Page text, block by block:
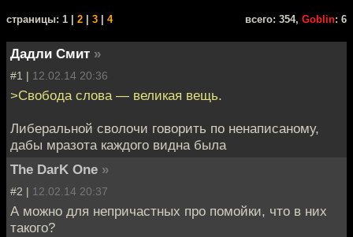
cтраницы: 1 | 2 3 4 всего: 354, Goblin: 6
Дадли Смит »
#1 | 12.02.14 20:36
>Свобода слова — великая вещь.
Либеральной сволочи говорить по ненаписаному,
дабы мразота каждого видна была
The DarK One »
#2 | 12.02.14 20:37
А можно для непричастных про помойки, что в них
такого?